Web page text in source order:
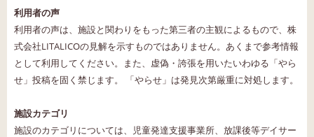
利用者の声
利用者の声は、施設と関わりをもった第三者の主観によるもので、株
式会社LITALICOの見解を示すものではありません。あくまで参考情報
として利用してください。また、虚偽・誇張を用いたいわゆる「やら
せ」投稿を固く禁じます。 「やらせ」は発見次第厳重に対処します。
施設カテゴリ
施設のカテゴリについては、児童発達支援事業所、放課後等デイサー